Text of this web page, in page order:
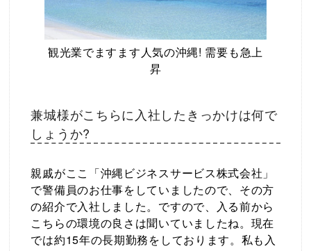
観光業でますます人気の沖縄! 需要も急上
昇
兼城様がこちらに入社したきっかけは何で
しょうか?
親戚がここ「沖縄ビジネスサービス株式会社」
で警備員のお仕事をしていましたので、その方
の紹介で入社しました。ですので、入る前から
こちらの環境の良さは聞いていましたね。現在
では約15年の長期勤務をしております。私も入